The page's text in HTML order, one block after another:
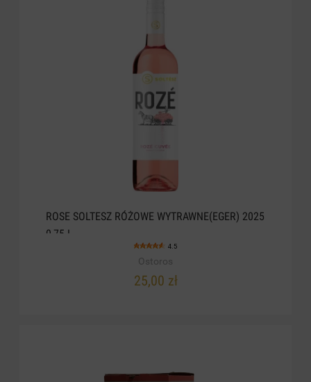
ROSE SOLTESZ RÓŻOWE WYTRAWNE(EGER) 2025
0,75 L
4.5
Ostoros
25,00 zł